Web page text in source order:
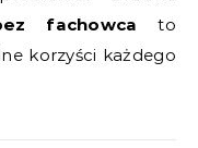
fachowca to
korzyści każdego